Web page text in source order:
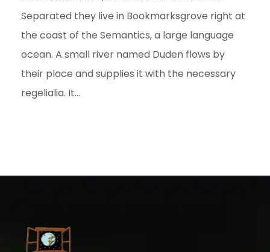
Separated they live in Bookmarksgrove right at
the coast of the Semantics, a large language
ocean. A small river named Duden flows by
their place and supplies it with the necessary
regelialia. It...